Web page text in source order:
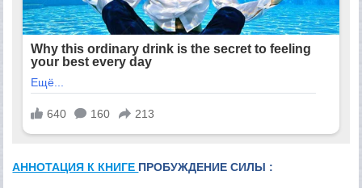
АННОТАЦИЯ К КНИГЕ ПРОБУЖДЕНИЕ СИЛЫ :